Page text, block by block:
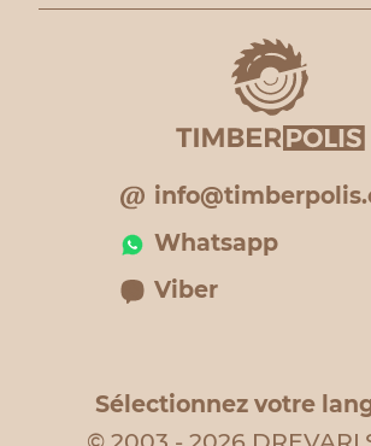
Whatsapp
Viber
Sélectionnez votre